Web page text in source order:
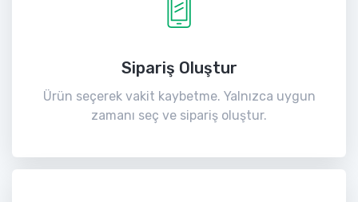
Sipariş Oluştur
Ürün seçerek vakit kaybetme. Yalnızca uygun
zamanı seç ve sipariş oluştur.